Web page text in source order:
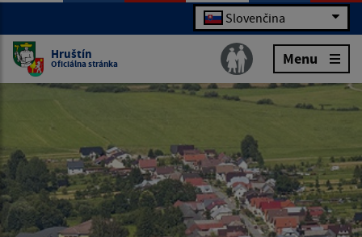
Slovenčina
Hruštín
Oficiálna stránka Menu